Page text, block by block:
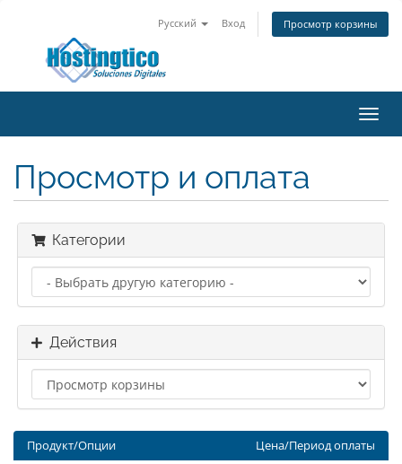
Русский Вход Просмотр корзины
Просмотр и оплата
Категории
Действия
Продукт/Опции Цена/Период оплаты